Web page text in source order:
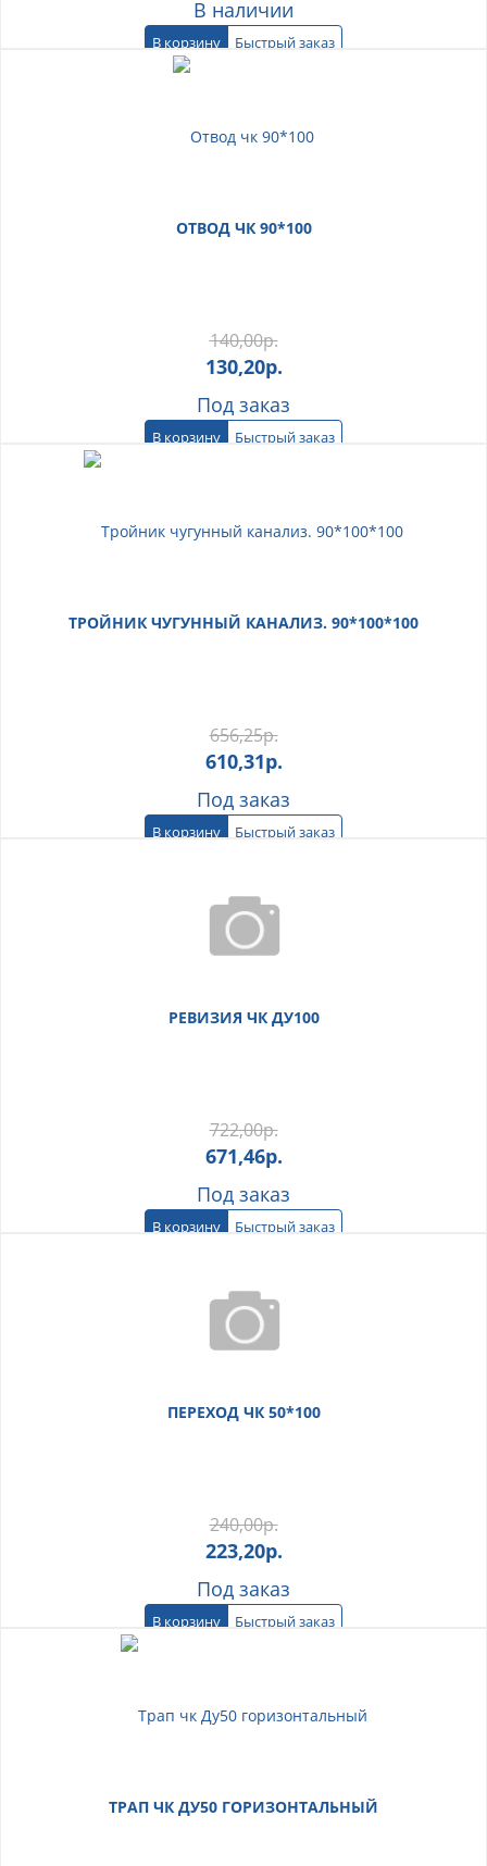
В наличии
В корзину Быстрый заказ
ОТВОД ЧК 90*100
140,00р.
130,20р.
Под заказ
В корзину Быстрый заказ
ТРОЙНИК ЧУГУННЫЙ КАНАЛИЗ. 90*100*100
656,25р.
610,31р.
Под заказ
В корзину Быстрый заказ
РЕВИЗИЯ ЧК ДУ100
722,00р.
671,46р.
Под заказ
В корзину Быстрый заказ
ПЕРЕХОД ЧК 50*100
240,00р.
223,20р.
Под заказ
В корзину Быстрый заказ
ТРАП ЧК ДУ50 ГОРИЗОНТАЛЬНЫЙ